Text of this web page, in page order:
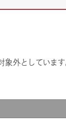
外としています